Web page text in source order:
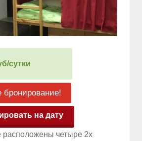
сутки
бронирование!
на дату
расположены четыре 2х